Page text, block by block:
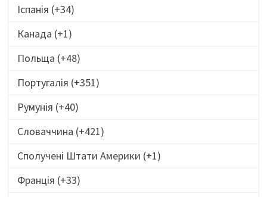
Іспанія (+34)
Канада (+1)
Польща (+48)
Португалія (+351)
Румунія (+40)
Словаччина (+421)
Сполучені Штати Америки (+1)
Франція (+33)